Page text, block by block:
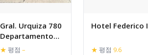
Gral. Urquiza 780
Departamento
Bouchet
★ 평점 –
Hotel Federico I
★ 평점 9.6